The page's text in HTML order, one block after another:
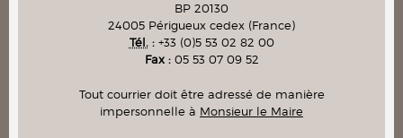
BP 20130
24005 Périgueux cedex (France)
Tél. : +33 (0)5 53 02 82 00
Fax : 05 53 07 09 52
Tout courrier doit être adressé de manière
impersonnelle à Monsieur le Maire